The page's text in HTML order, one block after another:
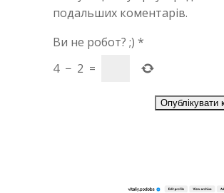
подальших коментарів.
Ви не робот? ;) *
4 − 2 =